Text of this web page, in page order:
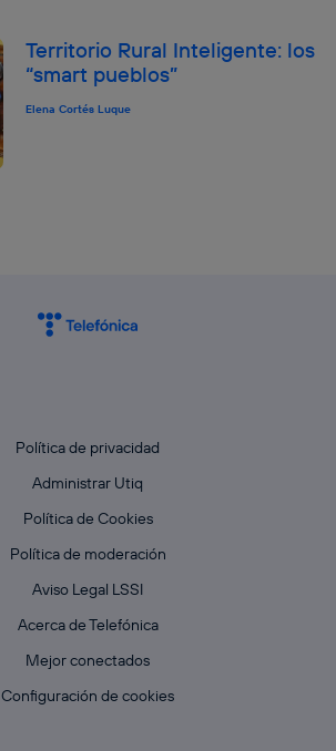
Territorio Rural Inteligente: los
“smart pueblos”
Elena Cortés Luque
Política de privacidad
Administrar Utiq
Política de Cookies
Política de moderación
Aviso Legal LSSI
Acerca de Telefónica
Mejor conectados
Configuración de cookies